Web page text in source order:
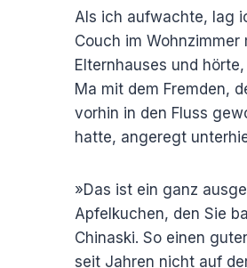
Als ich aufwachte, lag
Couch im Wohnzimmer
Elternhauses und
Ma mit dem Fremden,
vorhin in den Fluss
hatte, angeregt
»Das ist ein ganz
Apfelkuchen, den Sie
Chinaski. So einen
seit Jahren nicht auf